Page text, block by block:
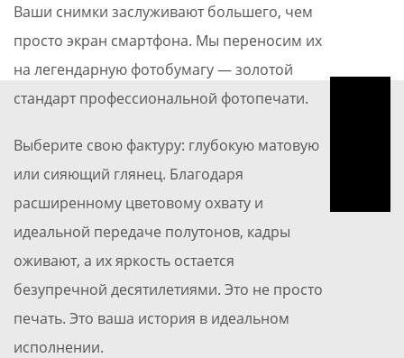
Ваши снимки заслуживают большего, чем
просто экран смартфона. Мы переносим их
на легендарную фотобумагу — золотой
стандарт профессиональной фотопечати.
Выберите свою фактуру: глубокую матовую
или сияющий глянец. Благодаря
расширенному цветовому охвату и
идеальной передаче полутонов, кадры
оживают, а их яркость остается
безупречной десятилетиями. Это не просто
печать. Это ваша история в идеальном
исполнении.